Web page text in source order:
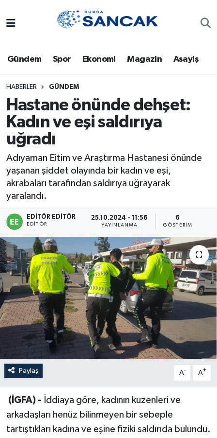
Gündem Spor Ekonomi Magazin Asayiş
HABERLER GÜNDEM
Hastane önünde dehşet:
Kadın ve eşi saldırıya
uğradı
Adıyaman Eitim ve Araştırma Hastanesi önünde
yaşanan şiddet olayında bir kadın ve eşi,
akrabaları tarafından saldırıya uğrayarak
yaralandı.
EDITÖR EDITÖR
EDITÖR
25.10.2024 - 11:56
YAYINLANMA
6
GÖSTERIM
Paylaş A- A+
(İGFA) - İddiaya göre, kadının kuzenleri ve
arkadaşları henüz bilinmeyen bir sebeple
tartıştıkları kadına ve eşine fiziki saldırıda bulundu.
Bursa
Dünya
Eğitim
Ekonomi
Genel
Gündem
Sağlık
Siyaset
Spor
Türkiye
Trafik Durumu
Süper Lig Puan Durumu ve Fikstür
Tüm Manşetler
Son Dakika Haberleri
Haber Arşivi